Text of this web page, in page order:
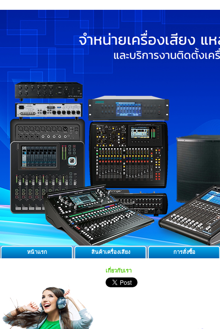
หน้าแรก สินค้าเครื่องเสียง การสั่งซื้อ
เกี่ยวกับเรา